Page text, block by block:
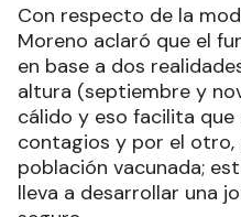
Con respecto de la
Moreno aclaró que el
en base a dos
altura (septiembre y
cálido y eso facilita
contagios y por el otro,
población vacunada;
lleva a desarrollar una